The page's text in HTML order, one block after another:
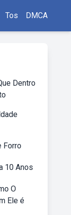
Tos DMCA
Dentro
Forro
10 Anos
O
Ele é